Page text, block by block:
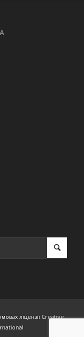
ліцензії Creative